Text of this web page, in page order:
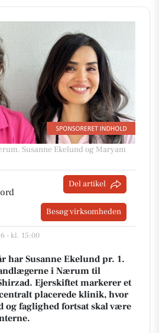
. Susanne Ekelund og Maryam
Del artikel
Besøg virksomheden
- kl. 15:00
har Susanne Ekelund pr. 1.
i Nærum til
Ejerskiftet markerer et
placerede klinik, hvor
og faglighed fortsat skal være